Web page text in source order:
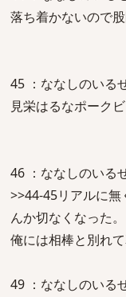
落ち着かないので
45 ：ななしのいる
見栄はるなポーク
46 ：ななしのいる
>>44-45リアルに
んか切なくなった。
俺には相棒と別れ
49 ：ななしのいる